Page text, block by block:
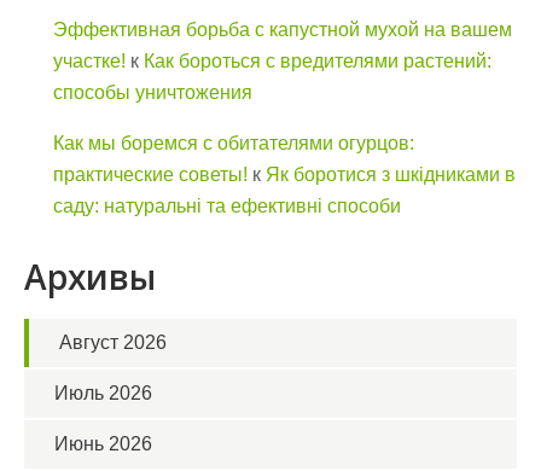
Эффективная борьба с капустной мухой на вашем
участке! к Как бороться с вредителями растений:
способы уничтожения
Как мы боремся с обитателями огурцов:
практические советы! к Як боротися з шкідниками в
саду: натуральні та ефективні способи
Архивы
Август 2026
Июль 2026
Июнь 2026